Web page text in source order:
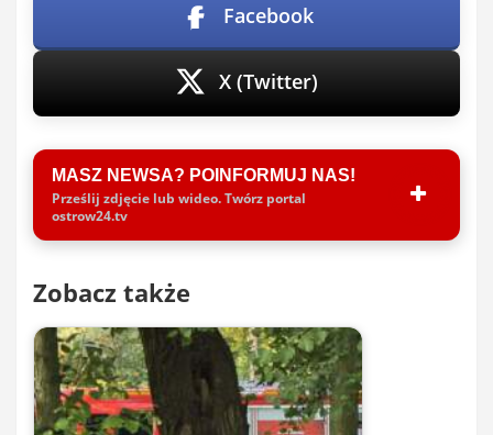
Facebook
X (Twitter)
MASZ NEWSA? POINFORMUJ NAS!
Prześlij zdjęcie lub wideo. Twórz portal
ostrow24.tv
Zobacz także